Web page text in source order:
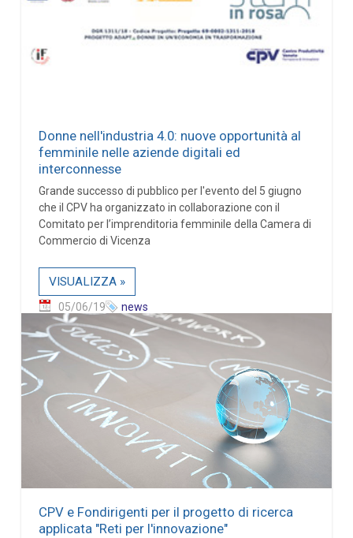
Donne nell'industria 4.0: nuove opportunità al
femminile nelle aziende digitali ed
interconnesse
Grande successo di pubblico per l'evento del 5 giugno
che il CPV ha organizzato in collaborazione con il
Comitato per l’imprenditoria femminile della Camera di
Commercio di Vicenza
VISUALIZZA »
05/06/19 news
CPV e Fondirigenti per il progetto di ricerca
applicata "Reti per l'innovazione"